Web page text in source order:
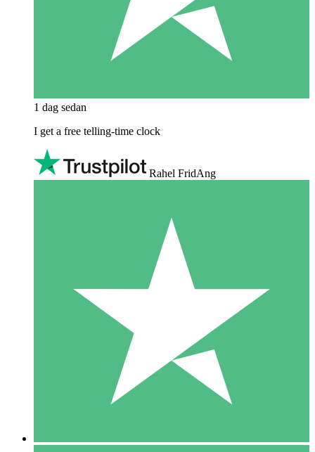
1 dag sedan
I get a free telling-time clock
Rahel FridAng